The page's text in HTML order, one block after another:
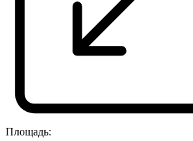
Площадь: